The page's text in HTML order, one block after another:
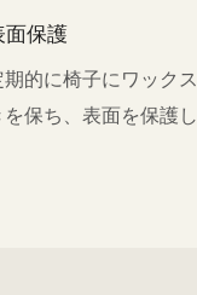
面保護
期的に椅子にワック
を保ち、表面を保護し